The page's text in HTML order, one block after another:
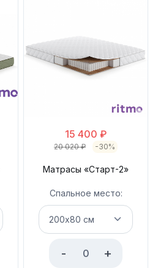
15 400 ₽
20 020₽ -30%
Матрасы «Старт-2»
Спальное место:
- +